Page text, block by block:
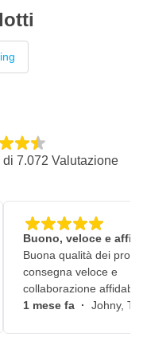
di 7.072 Valutazione
Buono, veloce e
Buona qualità dei
consegna veloce e
collaborazione
1 mese fa · Johny,